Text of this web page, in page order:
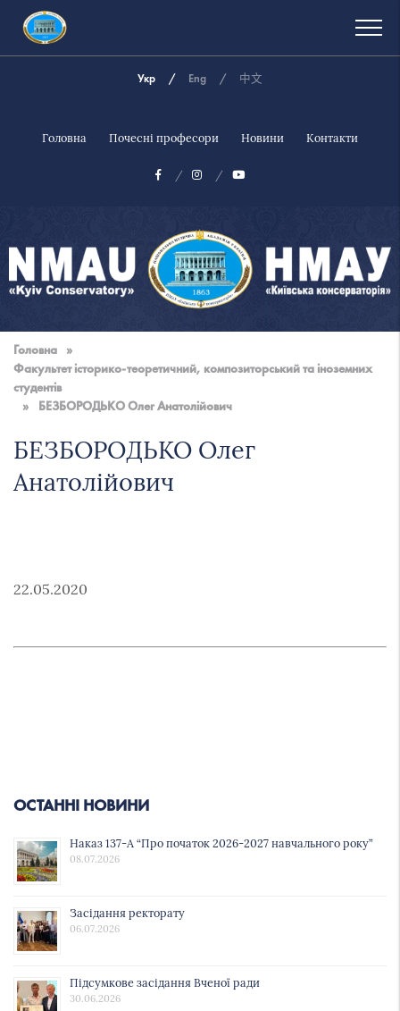
Укр Eng 中文
Головна Почесні професори Новини Контакти
музична
академія
України
Головна
»
Факультет історико-теоретичний, композиторський та іноземних
студентів
»
БЕЗБОРОДЬКО Олег Анатолійович
БЕЗБОРОДЬКО Олег
Анатолійович
22.05.2020
ОСТАННІ НОВИНИ
Наказ 137-А “Про початок 2026-2027 навчального року”
08.07.2026
Засідання ректорату
06.07.2026
Підсумкове засідання Вченої ради
30.06.2026